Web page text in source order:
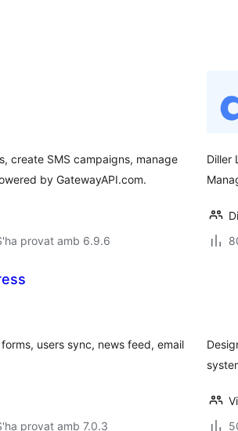
create SMS campaigns, manage
by GatewayAPI.com.
provat amb 6.9.6
Diller
users sync, news feed, email
provat amb 7.0.3